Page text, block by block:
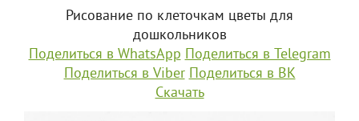
Рисование по клеточкам цветы для
дошкольников
Поделиться в WhatsApp Поделиться в Telegram
Поделиться в Viber Поделиться в ВК
Скачать